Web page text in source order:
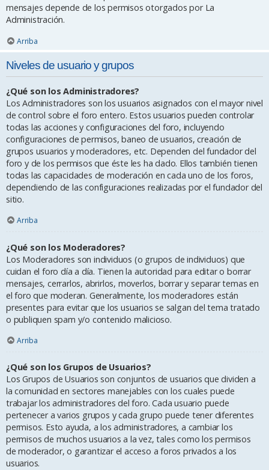
mensajes depende de los permisos otorgados por La
Administración.
Arriba
Niveles de usuario y grupos
¿Qué son los Administradores?
Los Administradores son los usuarios asignados con el mayor nivel
de control sobre el foro entero. Estos usuarios pueden controlar
todas las acciones y configuraciones del foro, incluyendo
configuraciones de permisos, baneo de usuarios, creación de
grupos usuarios y moderadores, etc. Dependen del fundador del
foro y de los permisos que éste les ha dado. Ellos también tienen
todas las capacidades de moderación en cada uno de los foros,
dependiendo de las configuraciones realizadas por el fundador del
sitio.
Arriba
¿Qué son los Moderadores?
Los Moderadores son individuos (o grupos de individuos) que
cuidan el foro día a día. Tienen la autoridad para editar o borrar
mensajes, cerrarlos, abrirlos, moverlos, borrar y separar temas en
el foro que moderan. Generalmente, los moderadores están
presentes para evitar que los usuarios se salgan del tema tratado
o publiquen spam y/o contenido malicioso.
Arriba
¿Qué son los Grupos de Usuarios?
Los Grupos de Usuarios son conjuntos de usuarios que dividen a
la comunidad en sectores manejables con los cuales puede
trabajar los administradores del foro. Cada usuario puede
pertenecer a varios grupos y cada grupo puede tener diferentes
permisos. Esto ayuda, a los administradores, a cambiar los
permisos de muchos usuarios a la vez, tales como los permisos
de moderador, o garantizar el acceso a foros privados a los
usuarios.